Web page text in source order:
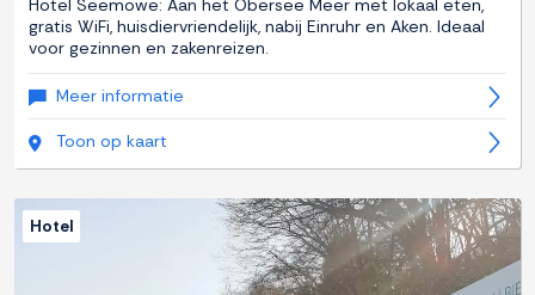
Hotel Seemöwe: Aan het Obersee Meer met lokaal eten,
gratis WiFi, huisdiervriendelijk, nabij Einruhr en Aken. Ideaal
voor gezinnen en zakenreizen.
Meer informatie
Toon op kaart
Hotel